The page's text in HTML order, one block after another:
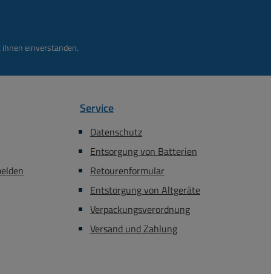
einverstanden.
Service
Datenschutz
Entsorgung von Batterien
Retourenformular
Entstorgung von Altgeräte
Verpackungsverordnung
Versand und Zahlung